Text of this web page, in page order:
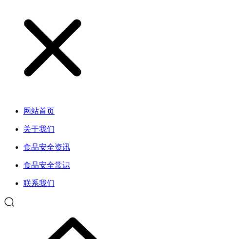
网站首页
关于我们
食品安全资讯
食品安全常识
联系我们